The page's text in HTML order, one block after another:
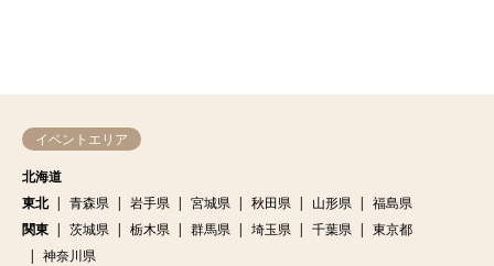
イベントエリア
北海道
東北
青森県 岩手県 宮城県 秋田県 山形県
福島県
関東
茨城県 栃木県 群馬県 埼玉県 千葉県
東京都
神奈川県